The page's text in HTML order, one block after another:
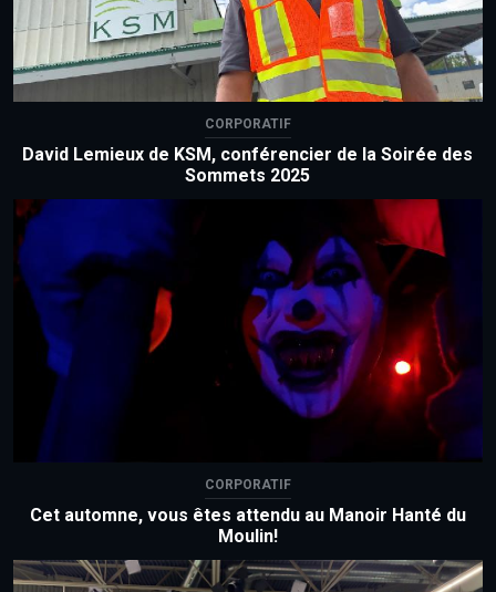
CORPORATIF
David Lemieux de KSM, conférencier de la Soirée des
Sommets 2025
CORPORATIF
Cet automne, vous êtes attendu au Manoir Hanté du
Moulin!